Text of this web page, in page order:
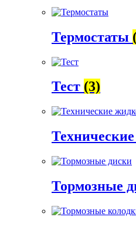
Термостаты
Тест (3)
Тормозные